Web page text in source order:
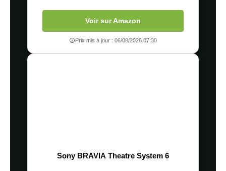
Voir sur Amazon
Prix mis à jour : 06/08/2026 07:30
Sony BRAVIA Theatre System 6